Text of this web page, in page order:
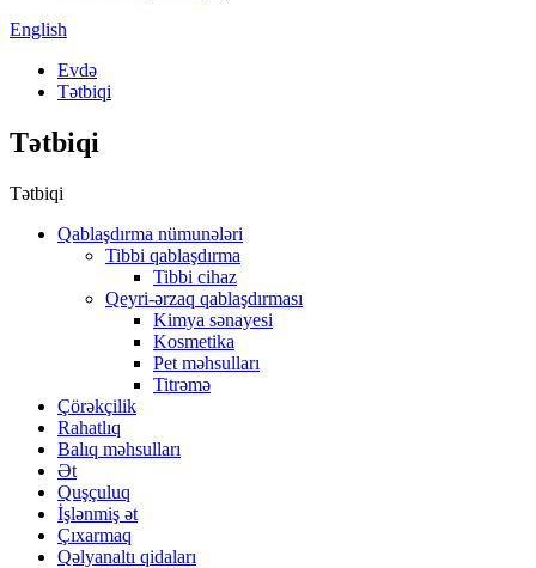
English
Evdə
Tətbiqi
Tətbiqi
Tətbiqi
Qablaşdırma nümunələri
Tibbi qablaşdırma
Tibbi cihaz
Qeyri-ərzaq qablaşdırması
Kimya sənayesi
Kosmetika
Pet məhsulları
Titrəmə
Çörəkçilik
Rahatlıq
Balıq məhsulları
Ət
Quşçuluq
İşlənmiş ət
Çıxarmaq
Qəlyanaltı qidaları